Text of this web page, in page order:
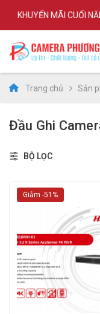
KHUYẾN MÃI CUỐI
Trang chủ Sản
Đầu Ghi
BỘ LỌC
Giảm -51%